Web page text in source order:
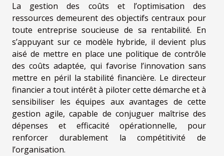
La gestion des coûts et l’optimisation des
ressources demeurent des objectifs centraux pour
toute entreprise soucieuse de sa rentabilité. En
s’appuyant sur ce modèle hybride, il devient plus
aisé de mettre en place une politique de contrôle
des coûts adaptée, qui favorise l’innovation sans
mettre en péril la stabilité financière. Le directeur
financier a tout intérêt à piloter cette démarche et à
sensibiliser les équipes aux avantages de cette
gestion agile, capable de conjuguer maîtrise des
dépenses et efficacité opérationnelle, pour
renforcer durablement la compétitivité de
l’organisation.